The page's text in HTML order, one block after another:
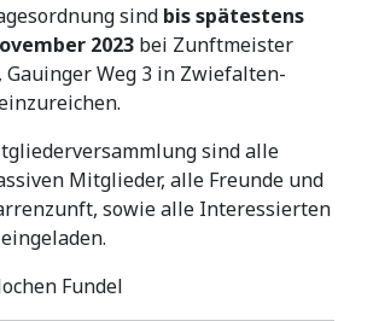
sind bis spätestens
2023 bei Zunftmeister
Gauinger Weg 3 in Zwiefalten-
sind alle
Mitglieder, alle Freunde und
sowie alle Interessierten
Fundel